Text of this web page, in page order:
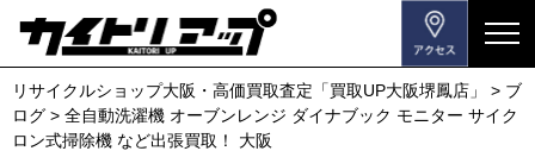
メ
ニ
ュ
ー
リサイクルショップ大阪・高価買取査定「買取UP大阪堺鳳店」 > ブ
ログ > 全自動洗濯機 オーブンレンジ ダイナブック モニター サイク
ロン式掃除機 など出張買取！ 大阪